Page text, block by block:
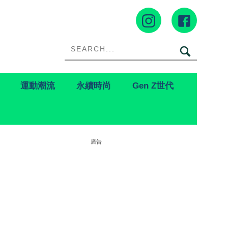
運動潮流 永續時尚 Gen Z世代
廣告